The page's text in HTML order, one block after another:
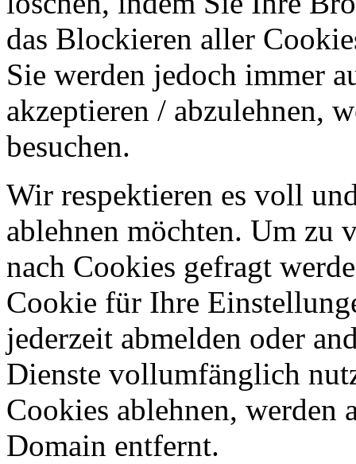
das Blockieren aller
Sie werden jedoch immer
akzeptieren / abzulehnen,
besuchen.
Wir respektieren es voll
ablehnen möchten. Um zu
nach Cookies gefragt
Cookie für Ihre
jederzeit abmelden oder
Dienste vollumfänglich
Cookies ablehnen, werden
Domain entfernt.